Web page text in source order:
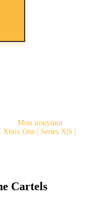
Мои покупки
Xbox One | Series X|S |
Cartels